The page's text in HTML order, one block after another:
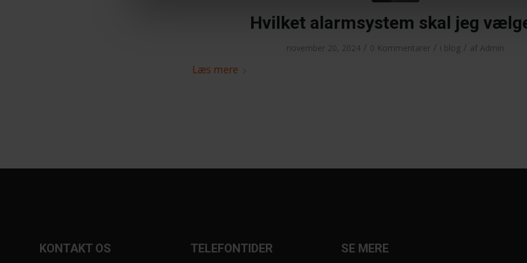
Hvilket alarmsystem skal jeg
november 20, 2024 / 0 Kommentarer / i blog / af Admin
Læs mere
KONTAKT OS TELEFONTIDER SE MERE